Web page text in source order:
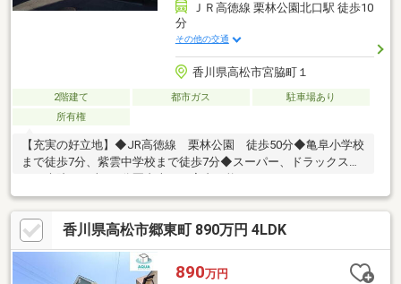
ＪＲ高徳線 栗林公園北口駅 徒歩10
分
その他の交通
香川県高松市宮脇町１
2階建て 都市ガス
駐車場あり
所有権
【充実の好立地】◆JR高徳線 栗林公園 徒歩50分◆亀阜小学校
まで徒歩7分、紫雲中学校まで徒歩7分◆スーパー、ドラックスト
香川県高松市郷東町 890万円 4LDK
890万円